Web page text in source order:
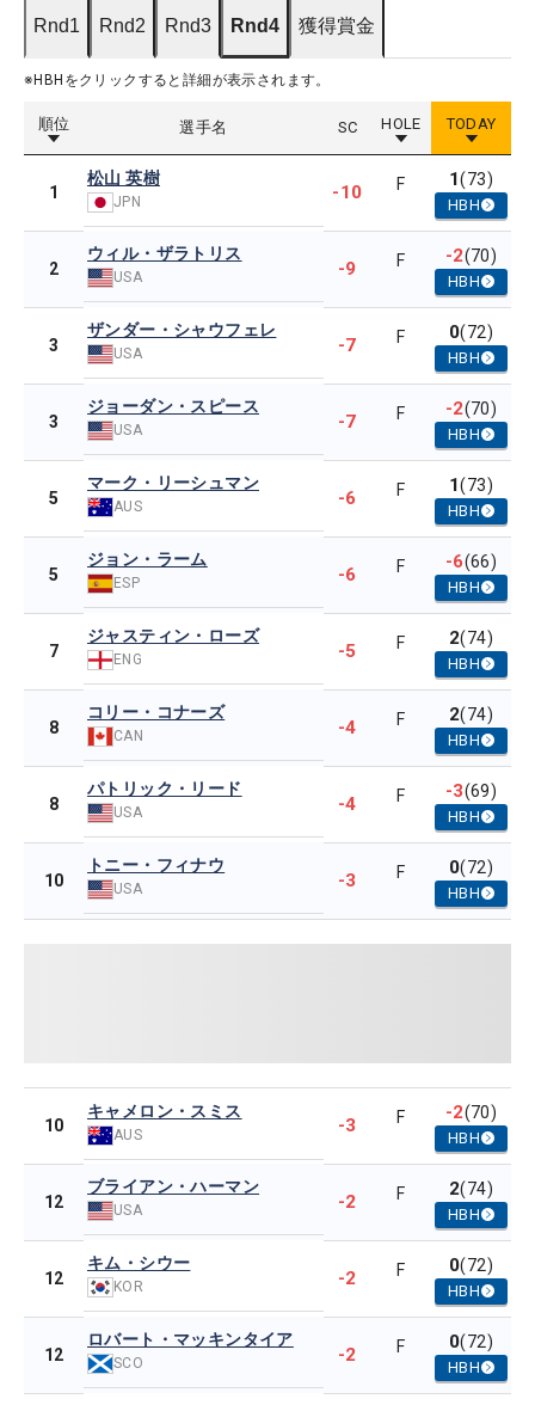
Rnd1 Rnd2 Rnd3 Rnd4 獲得賞金
※HBHをクリックすると詳細が表示されます。
順位 選手名 SC HOLE TODAY
1
松山 英樹
JPN -10 F 1(73)
HBH
2
ウィル・ザラトリス
USA -9 F -2(70)
HBH
3
ザンダー・シャウフェレ
USA -7 F 0(72)
HBH
3
ジョーダン・スピース
USA -7 F -2(70)
HBH
5
マーク・リーシュマン
AUS -6 F 1(73)
HBH
5
ジョン・ラーム
ESP -6 F -6(66)
HBH
7
ジャスティン・ローズ
ENG -5 F 2(74)
HBH
8
コリー・コナーズ
CAN -4 F 2(74)
HBH
8
パトリック・リード
USA -4 F -3(69)
HBH
10
トニー・フィナウ
USA -3 F 0(72)
HBH
10
キャメロン・スミス
AUS -3 F -2(70)
HBH
12
ブライアン・ハーマン
USA -2 F 2(74)
HBH
12
キム・シウー
KOR -2 F 0(72)
HBH
12
ロバート・マッキンタイア
SCO -2 F 0(72)
HBH